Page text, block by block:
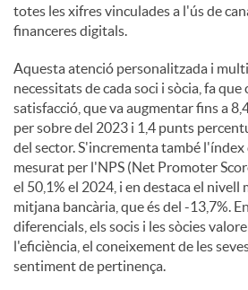
totes les xifres vinculades a l'ús de
financeres digitals.
Aquesta atenció personalitzada i
necessitats de cada soci i sòcia, fa
satisfacció, que va augmentar fins a
per sobre del 2023 i 1,4 punts
del sector. S'incrementa també l'índex
mesurat per l'NPS (Net Promoter
el 50,1% el 2024, i en destaca el nivell
mitjana bancària, que és del -13,7%.
diferencials, els socis i les sòcies
l'eficiència, el coneixement de les
sentiment de pertinença.